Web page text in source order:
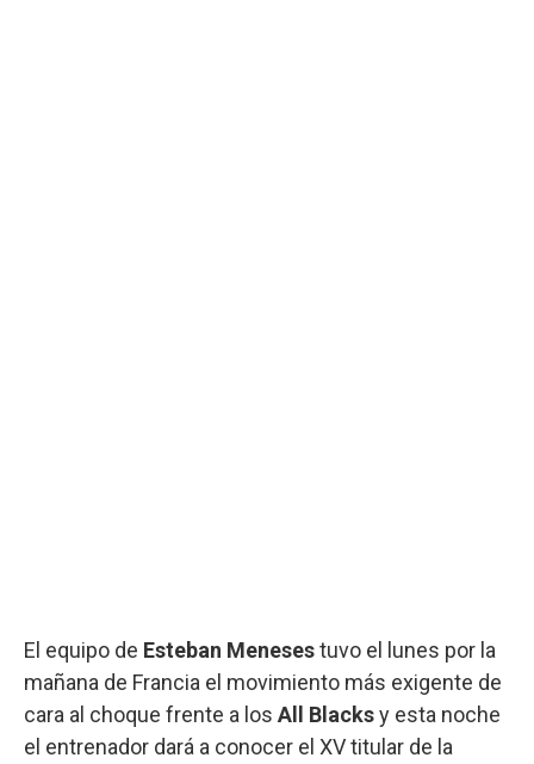
El equipo de Esteban Menesestuvo el lunes por la
mañana de Francia el movimiento más exigente de
cara al choque frente a los All Blacksy esta noche
el entrenador dará a conocer el XV titular de la